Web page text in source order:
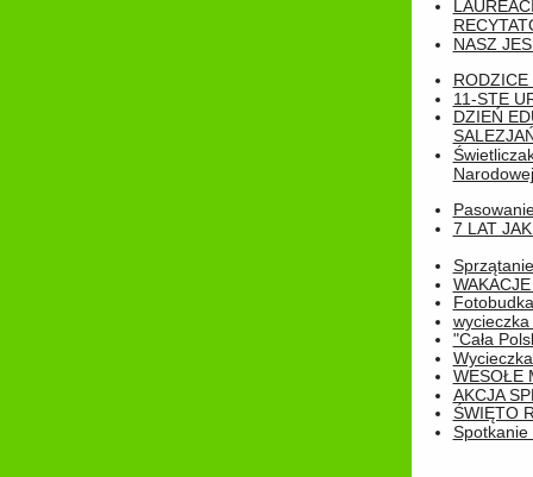
NASZ
RODZICE
11-STE
DZIEŃ
Narodowej
7 LAT
Fotobudka
"Cała
WESOŁE
AKCJA
ŚWIĘTO
Spotkanie